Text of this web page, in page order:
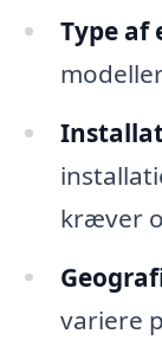
Type
kræver
variere